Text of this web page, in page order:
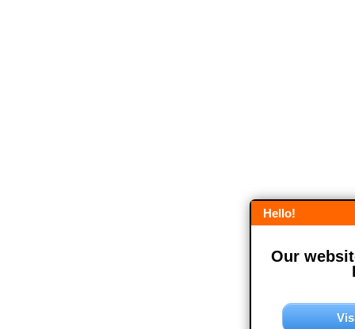
Hello!
Our